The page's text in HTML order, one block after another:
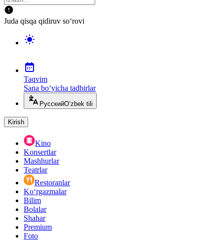
Juda qisqa qidiruv so‘rovi
Taqvim
Sana bo‘yicha tadbirlar
РусскийO‘zbek tili
Kirish
Kino
Konsertlar
Mashhurlar
Teatrlar
Restoranlar
Ko‘rgazmalar
Bilim
Bolalar
Shahar
Premium
Foto